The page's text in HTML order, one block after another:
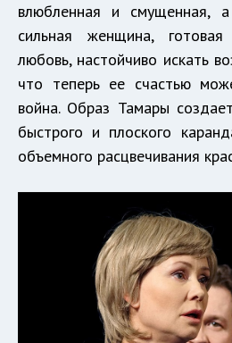
влюбленная и смущенная,
сильная женщина,
любовь, настойчиво искать
что теперь ее счастью
война. Образ Тамары
быстрого и плоского
объемного расцвечивания